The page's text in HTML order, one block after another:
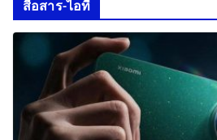
สื่อสาร-ไอที